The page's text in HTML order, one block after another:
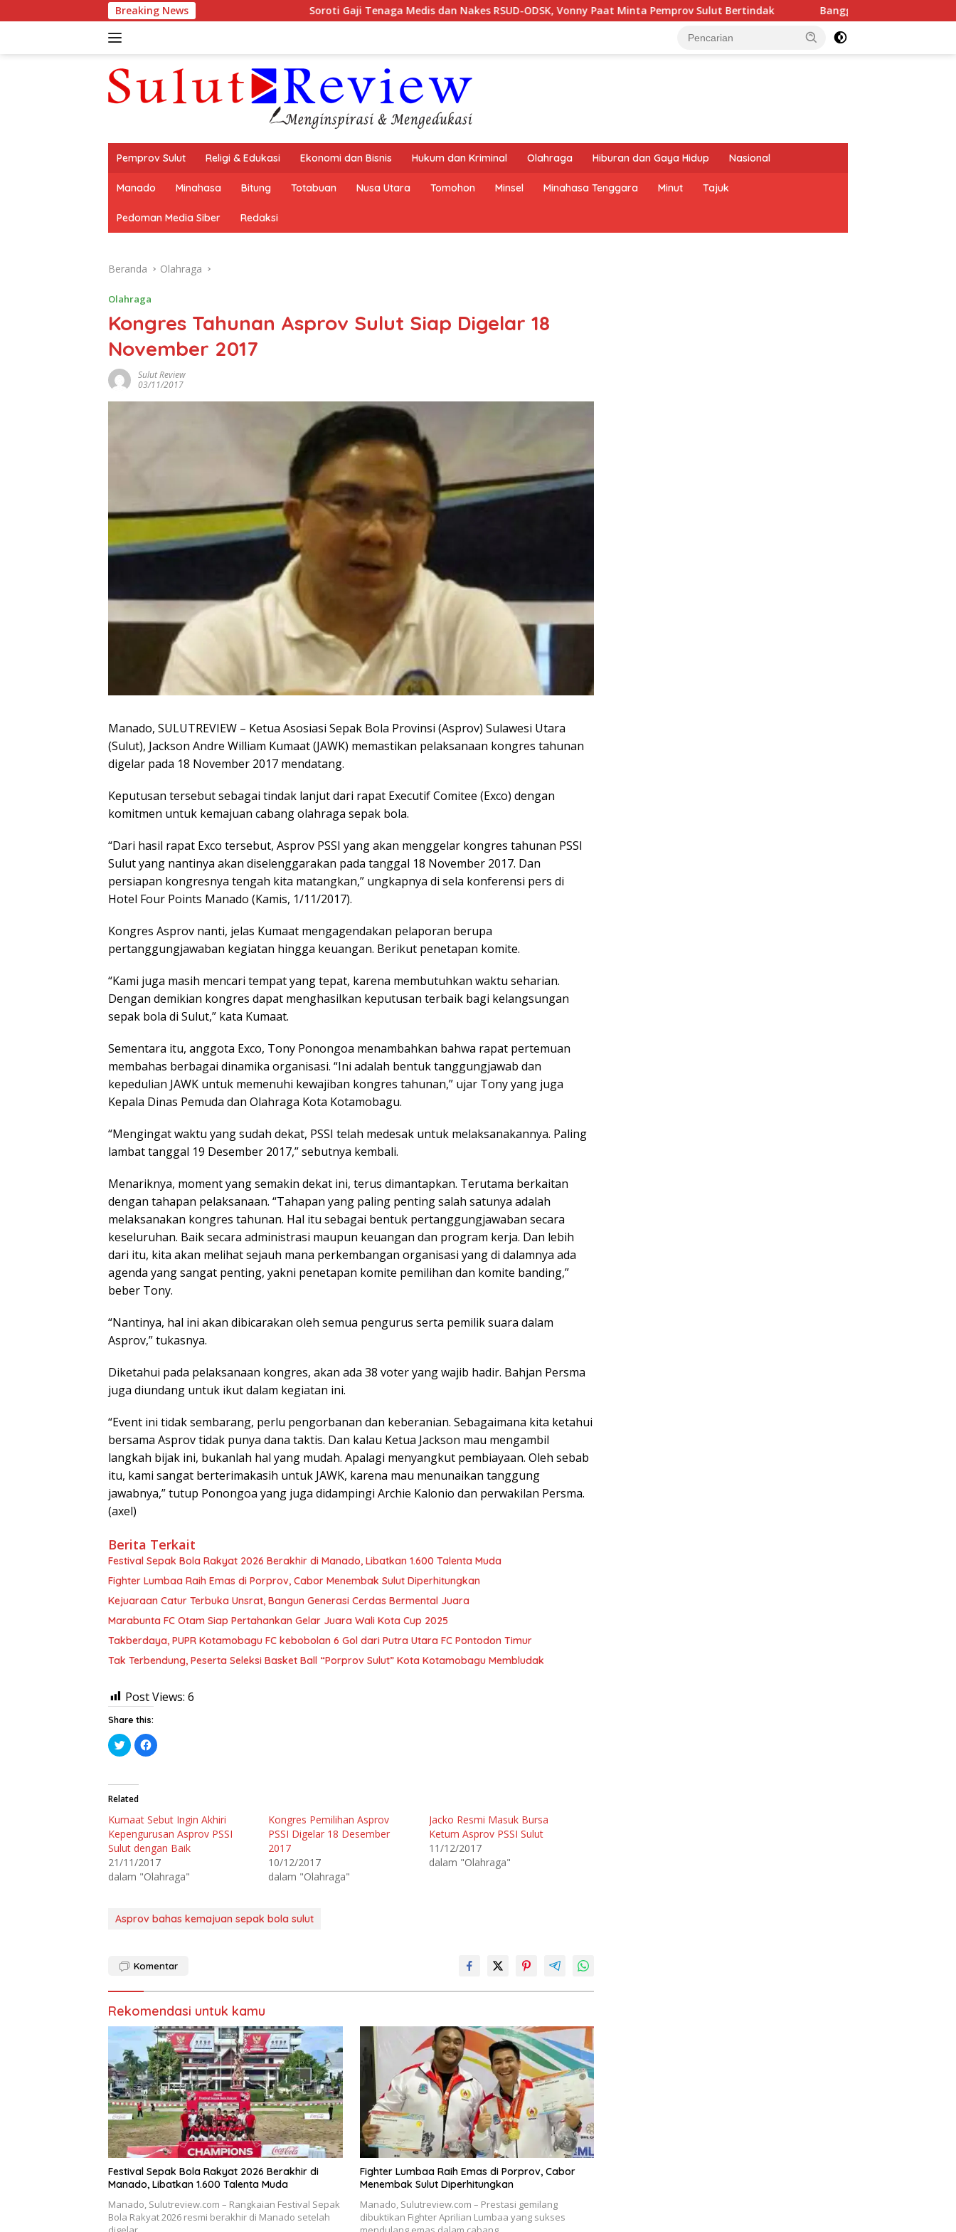
ke
Breaking News Soroti Gaji Tenaga Medis dan Nakes RSUD-ODSK, Vonny Paat Minta Pemprov Sulut Bertindak Banggar DPRD dan TAPD Sulut Matangkan
Pemprov Sulut Religi & Edukasi Ekonomi dan Bisnis Hukum dan Kriminal Olahraga Hiburan dan Gaya Hidup Nasional
Manado Minahasa Bitung Totabuan Nusa Utara Tomohon Minsel Minahasa Tenggara Minut Tajuk
Pedoman Media Siber Redaksi
Beranda Olahraga
Olahraga
Kongres Tahunan Asprov Sulut Siap Digelar 18
November 2017
Sulut Review
03/11/2017
Manado, SULUTREVIEW – Ketua Asosiasi Sepak Bola Provinsi (Asprov) Sulawesi Utara
(Sulut), Jackson Andre William Kumaat (JAWK) memastikan pelaksanaan kongres tahunan
digelar pada 18 November 2017 mendatang.
Keputusan tersebut sebagai tindak lanjut dari rapat Executif Comitee (Exco) dengan
komitmen untuk kemajuan cabang olahraga sepak bola.
“Dari hasil rapat Exco tersebut, Asprov PSSI yang akan menggelar kongres tahunan PSSI
Sulut yang nantinya akan diselenggarakan pada tanggal 18 November 2017. Dan
persiapan kongresnya tengah kita matangkan,” ungkapnya di sela konferensi pers di
Hotel Four Points Manado (Kamis, 1/11/2017).
Kongres Asprov nanti, jelas Kumaat mengagendakan pelaporan berupa
pertanggungjawaban kegiatan hingga keuangan. Berikut penetapan komite.
“Kami juga masih mencari tempat yang tepat, karena membutuhkan waktu seharian.
Dengan demikian kongres dapat menghasilkan keputusan terbaik bagi kelangsungan
sepak bola di Sulut,” kata Kumaat.
Sementara itu, anggota Exco, Tony Ponongoa menambahkan bahwa rapat pertemuan
membahas berbagai dinamika organisasi. “Ini adalah bentuk tanggungjawab dan
kepedulian JAWK untuk memenuhi kewajiban kongres tahunan,” ujar Tony yang juga
Kepala Dinas Pemuda dan Olahraga Kota Kotamobagu.
“Mengingat waktu yang sudah dekat, PSSI telah medesak untuk melaksanakannya. Paling
lambat tanggal 19 Desember 2017,” sebutnya kembali.
Menariknya, moment yang semakin dekat ini, terus dimantapkan. Terutama berkaitan
dengan tahapan pelaksanaan. “Tahapan yang paling penting salah satunya adalah
melaksanakan kongres tahunan. Hal itu sebagai bentuk pertanggungjawaban secara
keseluruhan. Baik secara administrasi maupun keuangan dan program kerja. Dan lebih
dari itu, kita akan melihat sejauh mana perkembangan organisasi yang di dalamnya ada
agenda yang sangat penting, yakni penetapan komite pemilihan dan komite banding,”
beber Tony.
“Nantinya, hal ini akan dibicarakan oleh semua pengurus serta pemilik suara dalam
Asprov,” tukasnya.
Diketahui pada pelaksanaan kongres, akan ada 38 voter yang wajib hadir. Bahjan Persma
juga diundang untuk ikut dalam kegiatan ini.
“Event ini tidak sembarang, perlu pengorbanan dan keberanian. Sebagaimana kita ketahui
bersama Asprov tidak punya dana taktis. Dan kalau Ketua Jackson mau mengambil
langkah bijak ini, bukanlah hal yang mudah. Apalagi menyangkut pembiayaan. Oleh sebab
itu, kami sangat berterimakasih untuk JAWK, karena mau menunaikan tanggung
jawabnya,” tutup Ponongoa yang juga didampingi Archie Kalonio dan perwakilan Persma.
(axel)
Berita Terkait
Festival Sepak Bola Rakyat 2026 Berakhir di Manado, Libatkan 1.600 Talenta Muda
Fighter Lumbaa Raih Emas di Porprov, Cabor Menembak Sulut Diperhitungkan
Kejuaraan Catur Terbuka Unsrat, Bangun Generasi Cerdas Bermental Juara
Marabunta FC Otam Siap Pertahankan Gelar Juara Wali Kota Cup 2025
Takberdaya, PUPR Kotamobagu FC kebobolan 6 Gol dari Putra Utara FC Pontodon Timur
Tak Terbendung, Peserta Seleksi Basket Ball “Porprov Sulut” Kota Kotamobagu Membludak
Post Views: 6
Share this:
K
l
n
t
u
b
r
b
a
g
p
w
r
(
e
b
u
k
a
d
i
j
e
n
d
e
l
a
y
a
n
g
b
a
r
u
)
K
l
m
m
b
a
g
i
k
i
F
o
o
(
e
m
b
u
k
a
d
i
j
e
n
d
e
l
a
y
a
n
g
b
a
r
)
Related
Kumaat Sebut Ingin Akhiri
Kepengurusan Asprov PSSI
Sulut dengan Baik
21/11/2017
dalam "Olahraga"
Kongres Pemilihan Asprov
PSSI Digelar 18 Desember
2017
10/12/2017
dalam "Olahraga"
Jacko Resmi Masuk Bursa
Ketum Asprov PSSI Sulut
11/12/2017
dalam "Olahraga"
Asprov bahas kemajuan sepak bola sulut
Komentar
Rekomendasi untuk kamu
Festival Sepak Bola Rakyat 2026 Berakhir di
Manado, Libatkan 1.600 Talenta Muda
Manado, Sulutreview.com – Rangkaian Festival Sepak
Bola Rakyat 2026 resmi berakhir di Manado setelah
Fighter Lumbaa Raih Emas di Porprov, Cabor
Menembak Sulut Diperhitungkan
Manado, Sulutreview.com – Prestasi gemilang
dibuktikan Fighter Aprilian Lumbaa yang sukses